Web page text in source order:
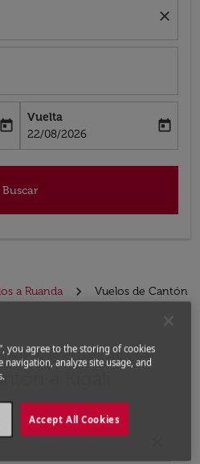
close
aria-label
today
Vuelta
fc-booking-return-date-aria-label
22/08/2026
today
Buscar
a Ruanda
Vuelos de Cantón
ofertas de
a Kigali
su ruta (origen y / o
you agree to the storing of cookies
analyze site usage, and
Accept All Cookies